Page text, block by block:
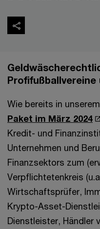
Wie bereits in unserem
Paket im März 2024
Kredit- und
Unternehmen und
Finanzsektors zum
Verpflichtetenkreis
Wirtschaftsprüfer,
Krypto-Asset-
Dienstleister, Händler